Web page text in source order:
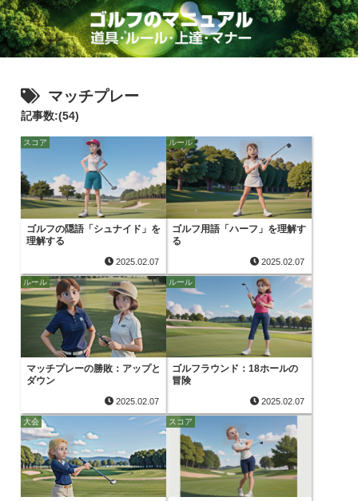
マッチプレー
記事数:(54)
スコア
ゴルフの隠語「シュナイド」を
理解する
2025.02.07
ルール
ゴルフ用語「ハーフ」を理解す
る
2025.02.07
ルール
マッチプレーの勝敗：アップと
ダウン
2025.02.07
ルール
ゴルフラウンド：18ホールの
冒険
2025.02.07
大会 スコア